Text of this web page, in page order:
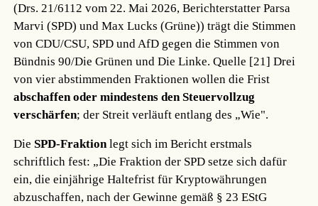
(Drs. 21/6112 vom 22. Mai 2026, Berichterstatter Parsa
Marvi (SPD) und Max Lucks (Grüne)) trägt die Stimmen
von CDU/CSU, SPD und AfD gegen die Stimmen von
Bündnis 90/Die Grünen und Die Linke.Quelle [21] Drei
von vier abstimmenden Fraktionen wollen die Frist
abschaffen oder mindestens den Steuervollzug
verschärfen; der Streit verläuft entlang des „Wie".
DieSPD-Fraktionlegt sich im Bericht erstmals
schriftlich fest: „Die Fraktion der SPD setze sich dafür
ein, die einjährige Haltefrist für Kryptowährungen
abzuschaffen, nach der Gewinne gemäß § 23 EStG